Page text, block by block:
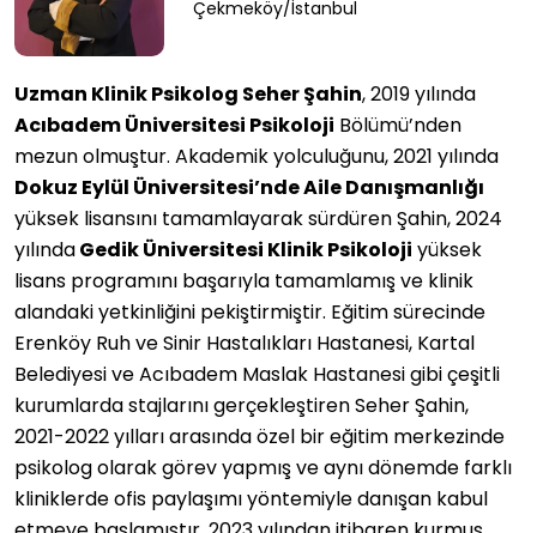
Çekmeköy/İstanbul
Uzman Klinik Psikolog Seher Şahin, 2019 yılında
Acıbadem Üniversitesi Psikoloji Bölümü’nden
mezun olmuştur. Akademik yolculuğunu, 2021 yılında
Dokuz Eylül Üniversitesi’nde Aile Danışmanlığı
yüksek lisansını tamamlayarak sürdüren Şahin, 2024
yılında Gedik Üniversitesi Klinik Psikoloji yüksek
lisans programını başarıyla tamamlamış ve klinik
alandaki yetkinliğini pekiştirmiştir. Eğitim sürecinde
Erenköy Ruh ve Sinir Hastalıkları Hastanesi, Kartal
Belediyesi ve Acıbadem Maslak Hastanesi gibi çeşitli
kurumlarda stajlarını gerçekleştiren Seher Şahin,
2021-2022 yılları arasında özel bir eğitim merkezinde
psikolog olarak görev yapmış ve aynı dönemde farklı
kliniklerde ofis paylaşımı yöntemiyle danışan kabul